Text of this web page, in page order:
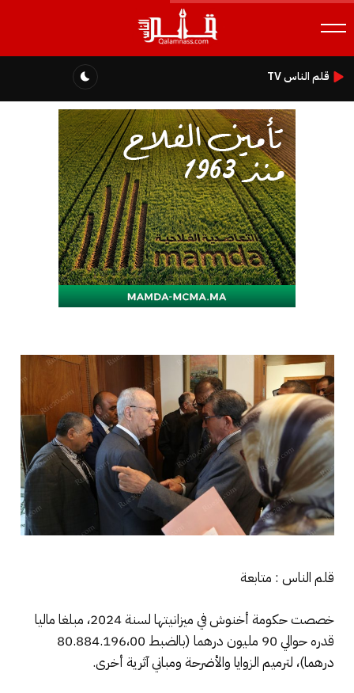
قلم الناس TV
قلم الناس : متابعة
خصصت حكومة أخنوش في ميزانيتها لسنة 2024، مبلغا ماليا
قدره حوالي 90 مليون درهما (بالضبط 80.884.196،00
درهما)، لترميم الزوايا والأضرحة ومباني آثرية أخرى.